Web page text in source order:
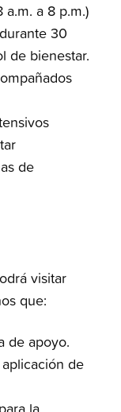
a 8 p.m.)
30
de bienestar.
de
visitar
que:
de apoyo.
de